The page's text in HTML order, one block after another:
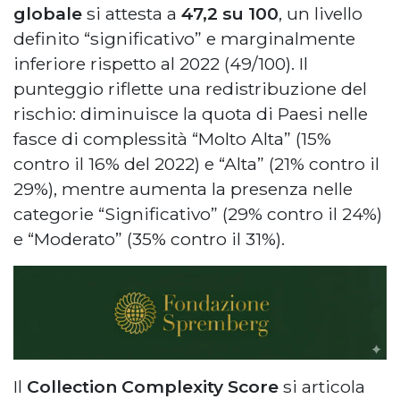
globale si attesta a 47,2 su 100, un livello
definito “significativo” e marginalmente
inferiore rispetto al 2022 (49/100). Il
punteggio riflette una redistribuzione del
rischio: diminuisce la quota di Paesi nelle
fasce di complessità “Molto Alta” (15%
contro il 16% del 2022) e “Alta” (21% contro il
29%), mentre aumenta la presenza nelle
categorie “Significativo” (29% contro il 24%)
e “Moderato” (35% contro il 31%).
Il Collection Complexity Score si articola